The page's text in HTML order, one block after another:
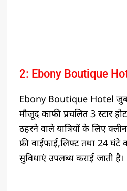
2: Ebony Boutique
Ebony Boutique Hotel
मौजूद काफी प्रचलित 3 स्टार
ठहरने वाले यात्रियों के लिए
फ्री वाईफाई,लिफ्ट तथा 24 घंटे
सुविधाएं उपलब्ध कराई जाती है।